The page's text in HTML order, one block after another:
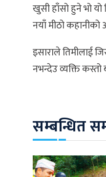
खुसी हाँसो हुने भो यो
नयाँ मीठो
इसाराले तिमीलाई
नभन्देउ व्यक्ति
सम्बन्धित